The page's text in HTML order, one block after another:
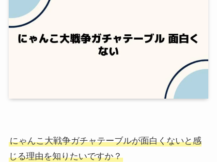
にゃんこ大戦争ガチャテーブルが面白くないと感
じる理由を知りたいですか？